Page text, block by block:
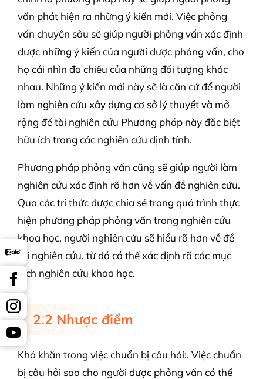
vấn phát hiện ra những ý kiến mới. Việc phỏng
vấn chuyên sâu sẽ giúp người phỏng vấn xác định
được những ý kiến của người được phỏng vấn, cho
họ cái nhìn đa chiều của những đối tượng khác
nhau. Những ý kiến mới này sẽ là căn cứ để người
làm nghiên cứu xây dựng cơ sở lý thuyết và mở
rộng để tài nghiên cứu Phương pháp này đăc biệt
hữu ích trong các nghiên cứu định tính.
Phương pháp phỏng vấn cũng sẽ giúp người làm
nghiên cứu xác định rõ hơn về vấn đề nghiên cứu.
Qua các tri thức được chia sẻ trong quá trình thực
hiện phương pháp phỏng vấn trong nghiên cứu
khoa học, người nghiên cứu sẽ hiểu rõ hơn về đề
tài nghiên cứu, từ đó có thể xác định rõ các mục
đích nghiên cứu khoa học.
2.2 Nhược điểm
Khó khăn trong việc chuẩn bị câu hỏi:. Việc chuẩn
bị câu hỏi sao cho người được phỏng vấn có thể